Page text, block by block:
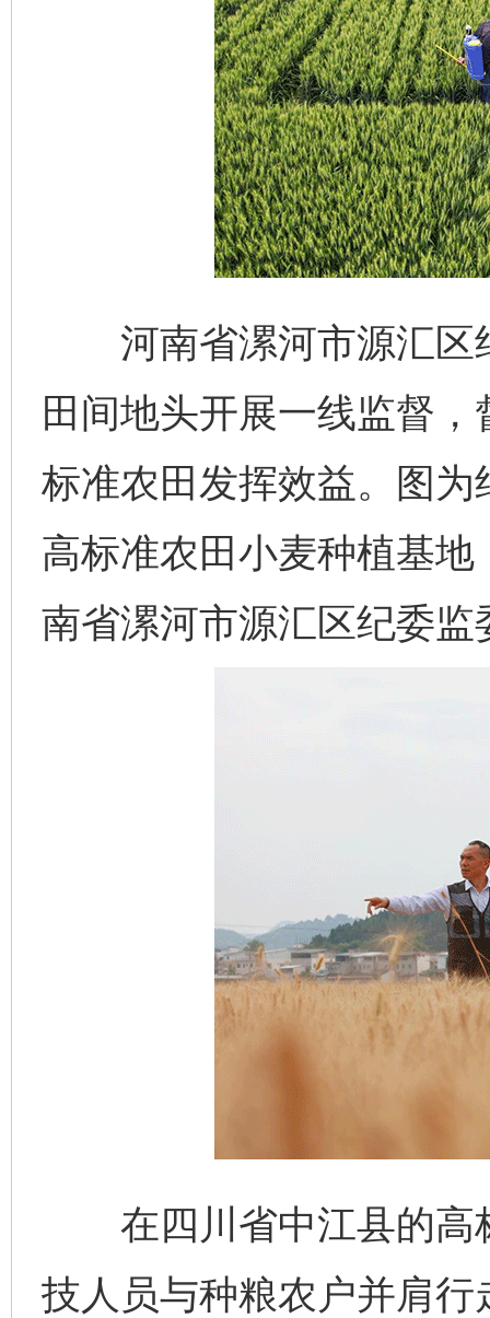
河南省漯河市源汇区
田间地头开展一线监督
标准农田发挥效益。图
高标准农田小麦种植基
南省漯河市源汇区纪委监
在四川省中江县的高
技人员与种粮农户并肩